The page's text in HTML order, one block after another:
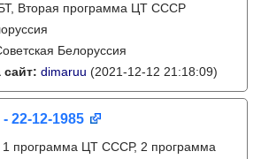
Вторая программа ЦТ СССР
Белоруссия
dimaruu (2021-12-12 21:18:09)
22-12-1985
1 программа ЦТ СССР, 2 программа